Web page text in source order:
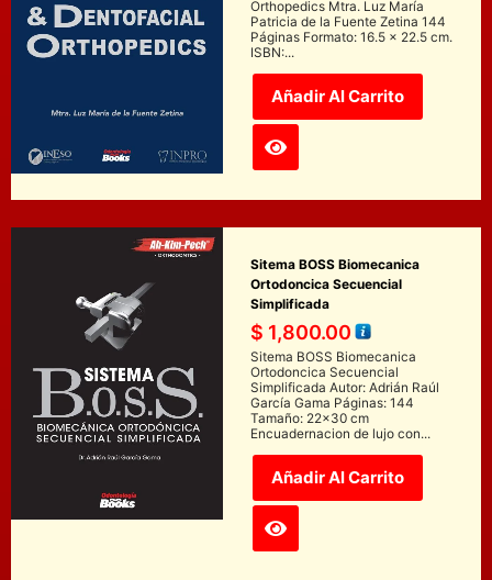
Orthopedics Mtra. Luz María
Patricia de la Fuente Zetina 144
Páginas Formato: 16.5 x 22.5 cm.
ISBN:...
Añadir Al Carrito
Sitema BOSS Biomecanica
Ortodoncica Secuencial
Simplificada
$ 1,800.00
Sitema BOSS Biomecanica
Ortodoncica Secuencial
Simplificada Autor: Adrián Raúl
García Gama Páginas: 144
Tamaño: 22x30 cm
Encuadernacion de lujo con...
Añadir Al Carrito